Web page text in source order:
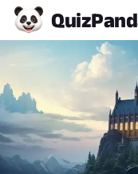
Quiz